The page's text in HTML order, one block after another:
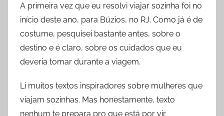
F
i
d
e
l
s
A primeira vez que eu resolvi viajar sozinha foi no
início deste ano, para Búzios, no RJ. Como já é de
costume, pesquisei bastante antes, sobre o
destino e é claro, sobre os cuidados que eu
deveria tomar durante a viagem.
Li muitos textos inspiradores sobre mulheres que
viajam sozinhas. Mas honestamente, texto
nenhum te prepara pro que está por vir.